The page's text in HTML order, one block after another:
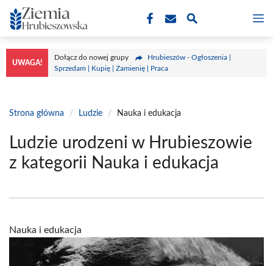
Przejdź
do
treści
UWAGA!
Dołącz do nowej grupy
Hrubieszów - Ogłoszenia |
Sprzedam | Kupię | Zamienię | Praca
Strona główna / Ludzie / Nauka i edukacja
Ludzie urodzeni w Hrubieszowie
z kategorii Nauka i edukacja
Nauka i edukacja